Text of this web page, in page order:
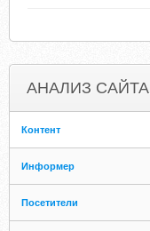
АНАЛИЗ САЙТА
Контент
Информер
Посетители